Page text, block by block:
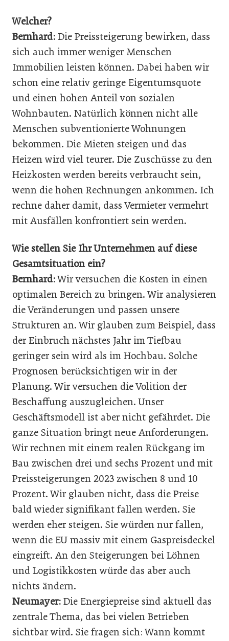
Welcher?
Bernhard: Die Preissteigerung bewirken, dass
sich auch immer weniger Menschen
Immobilien leisten können. Dabei haben wir
schon eine relativ geringe Eigentumsquote
und einen hohen Anteil von sozialen
Wohnbauten. Natürlich können nicht alle
Menschen subventionierte Wohnungen
bekommen. Die Mieten steigen und das
Heizen wird viel teurer. Die Zuschüsse zu den
Heizkosten werden bereits verbraucht sein,
wenn die hohen Rechnungen ankommen. Ich
rechne daher damit, dass Vermieter vermehrt
mit Ausfällen konfrontiert sein werden.
Wie stellen Sie Ihr Unternehmen auf diese
Gesamtsituation ein?
Bernhard:Wir versuchen die Kosten in einen
optimalen Bereich zu bringen. Wir analysieren
die Veränderungen und passen unsere
Strukturen an. Wir glauben zum Beispiel, dass
der Einbruch nächstes Jahr im Tiefbau
geringer sein wird als im Hochbau. Solche
Prognosen berücksichtigen wir in der
Planung. Wir versuchen die Volition der
Beschaffung auszugleichen. Unser
Geschäftsmodell ist aber nicht gefährdet. Die
ganze Situation bringt neue Anforderungen.
Wir rechnen mit einem realen Rückgang im
Bau zwischen drei und sechs Prozent und mit
Preissteigerungen 2023 zwischen 8 und 10
Prozent. Wir glauben nicht, dass die Preise
bald wieder signifikant fallen werden. Sie
werden eher steigen. Sie würden nur fallen,
wenn die EU massiv mit einem Gaspreisdeckel
eingreift. An den Steigerungen bei Löhnen
und Logistikkosten würde das aber auch
nichts ändern.
Neumayer: Die Energiepreise sind aktuell das
zentrale Thema, das bei vielen Betrieben
sichtbar wird. Sie fragen sich: Wann kommt